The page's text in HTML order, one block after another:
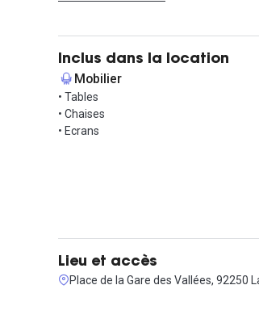
Inclus dans la location
Mobilier
• Tables
• Chaises
• Ecrans
Lieu et accès
Place de la Gare des Vallées, 92250